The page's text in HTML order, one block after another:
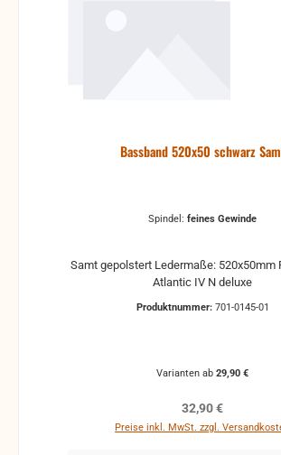
Bassband 520x50 schwarz
Spindel: feines Gewinde
Samt gepolstert Ledermaße: 520x50mm
Atlantic IV N deluxe
Produktnummer: 701-0145-01
Varianten ab 29,90 €
Regulärer Preis:
32,90 €
Preise inkl. MwSt. zzgl.